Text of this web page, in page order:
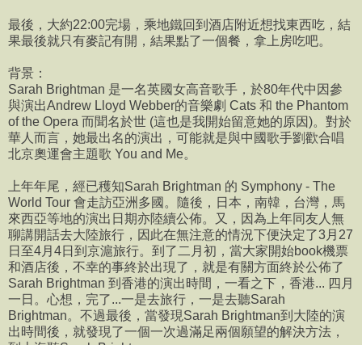
最後，大約22:00完場，乘地鐵回到酒店附近想找東西吃，結
果最後就只有麥記有開，結果點了一個餐，拿上房吃吧。
背景：
Sarah Brightman 是一名英國女高音歌手，於80年代中因參
與演出Andrew Lloyd Webber的音樂劇 Cats 和 the Phantom
of the Opera 而聞名於世 (這也是我開始留意她的原因)。對於
華人而言，她最出名的演出，可能就是與中國歌手劉歡合唱
北京奧運會主題歌 You and Me。
上年年尾，經已穫知Sarah Brightman 的 Symphony - The
World Tour 會走訪亞洲多國。隨後，日本，南韓，台灣，馬
來西亞等地的演出日期亦陸續公佈。又，因為上年同友人無
聊講開話去大陸旅行，因此在無注意的情況下便決定了3月27
日至4月4日到京滬旅行。到了二月初，當大家開始book機票
和酒店後，不幸的事終於出現了，就是有關方面終於公佈了
Sarah Brightman 到香港的演出時間，一看之下，香港... 四月
一日。心想，完了...一是去旅行，一是去聽Sarah
Brightman。不過最後，當發現Sarah Brightman到大陸的演
出時間後，就發現了一個一次過滿足兩個願望的解決方法，